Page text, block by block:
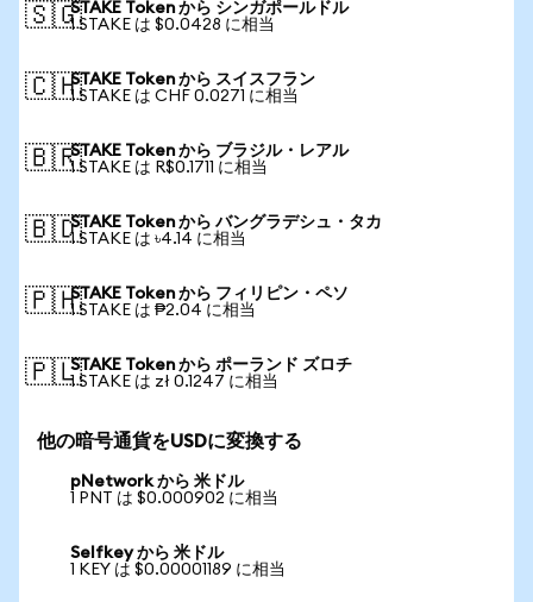
🇸🇬STAKE Token から シンガポールドル
1 STAKE は $0.0428 に相当
🇨🇭STAKE Token から スイスフラン
1 STAKE は CHF 0.0271 に相当
🇧🇷STAKE Token から ブラジル・レアル
1 STAKE は R$0.1711 に相当
🇧🇩STAKE Token から バングラデシュ・タカ
1 STAKE は ৳4.14 に相当
🇵🇭STAKE Token から フィリピン・ペソ
1 STAKE は ₱2.04 に相当
🇵🇱STAKE Token から ポーランド ズロチ
1 STAKE は zł 0.1247 に相当
他の暗号通貨をUSDに変換する
pNetwork から 米ドル
1 PNT は $0.000902 に相当
Selfkey から 米ドル
1 KEY は $0.00001189 に相当